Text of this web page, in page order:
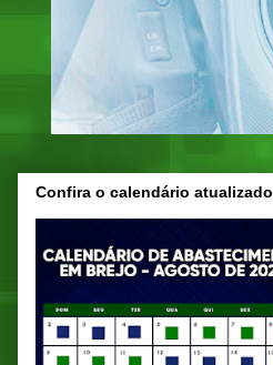
Confira o calendário atualizado